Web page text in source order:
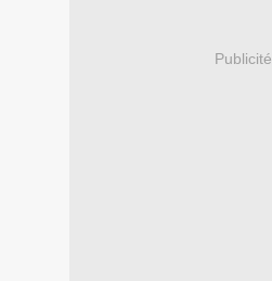
Publicité